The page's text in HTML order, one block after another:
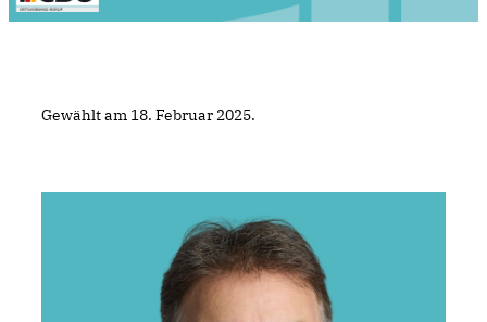
Gewählt am 18. Februar 2025.